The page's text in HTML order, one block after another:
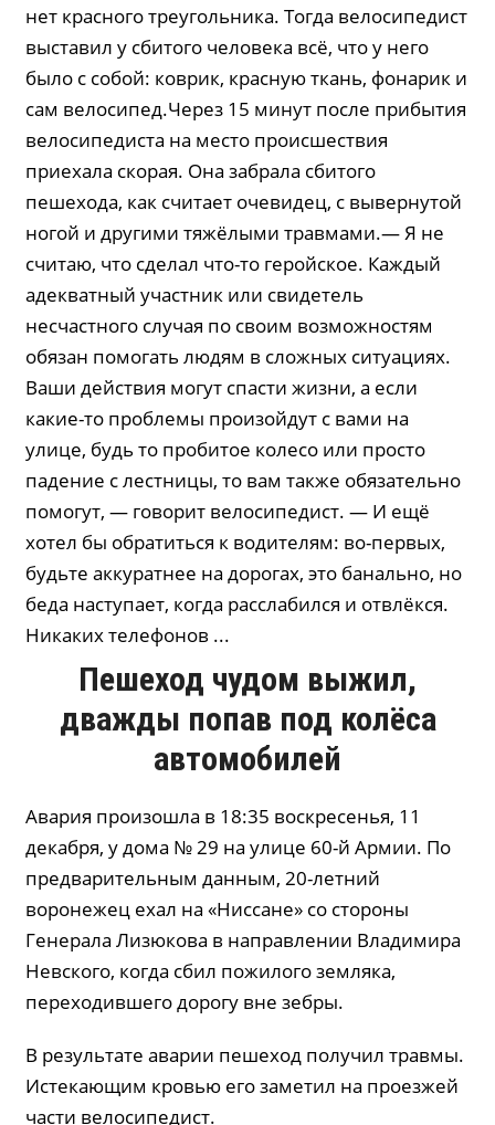
нет красного треугольника. Тогда велосипедист
выставил у сбитого человека всё, что у него
было с собой: коврик, красную ткань, фонарик и
сам велосипед.Через 15 минут после прибытия
велосипедиста на место происшествия
приехала скорая. Она забрала сбитого
пешехода, как считает очевидец, с вывернутой
ногой и другими тяжёлыми травмами.— Я не
считаю, что сделал что-то геройское. Каждый
адекватный участник или свидетель
несчастного случая по своим возможностям
обязан помогать людям в сложных ситуациях.
Ваши действия могут спасти жизни, а если
какие-то проблемы произойдут с вами на
улице, будь то пробитое колесо или просто
падение с лестницы, то вам также обязательно
помогут, — говорит велосипедист. — И ещё
хотел бы обратиться к водителям: во-первых,
будьте аккуратнее на дорогах, это банально, но
беда наступает, когда расслабился и отвлёкся.
Никаких телефонов ...
Пешеход чудом выжил,
дважды попав под колёса
автомобилей
Авария произошла в 18:35 воскресенья, 11
декабря, у дома № 29 на улице 60-й Армии. По
предварительным данным, 20-летний
воронежец ехал на «Ниссане» со стороны
Генерала Лизюкова в направлении Владимира
Невского, когда сбил пожилого земляка,
переходившего дорогу вне зебры.
В результате аварии пешеход получил травмы.
Истекающим кровью его заметил на проезжей
части велосипедист.